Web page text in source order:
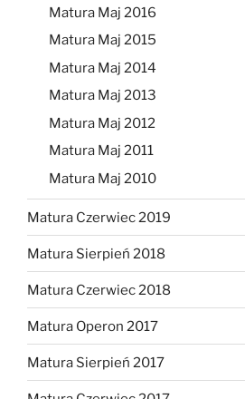
Matura Maj 2016
Matura Maj 2015
Matura Maj 2014
Matura Maj 2013
Matura Maj 2012
Matura Maj 2011
Matura Maj 2010
Matura Czerwiec 2019
Matura Sierpień 2018
Matura Czerwiec 2018
Matura Operon 2017
Matura Sierpień 2017